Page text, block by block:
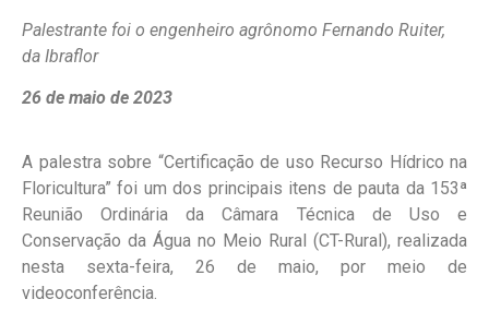
Palestrante foi o engenheiro agrônomo Fernando Ruiter,
da Ibraflor
26 de maio de 2023
A palestra sobre “Certificação de uso Recurso Hídrico na
Floricultura” foi um dos principais itens de pauta da 153ª
Reunião Ordinária da Câmara Técnica de Uso e
Conservação da Água no Meio Rural (CT-Rural), realizada
nesta sexta-feira, 26 de maio, por meio de
videoconferência.